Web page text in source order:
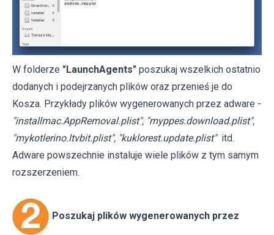
W folderze "LaunchAgents" poszukaj wszelkich ostatnio
dodanych i podejrzanych plików oraz przenieś je do
Kosza. Przykłady plików wygenerowanych przez adware -
"installmac.AppRemoval.plist", "myppes.download.plist",
"mykotlerino.ltvbit.plist", "kuklorest.update.plist" itd.
Adware powszechnie instaluje wiele plików z tym samym
rozszerzeniem.
Poszukaj plików wygenerowanych przez